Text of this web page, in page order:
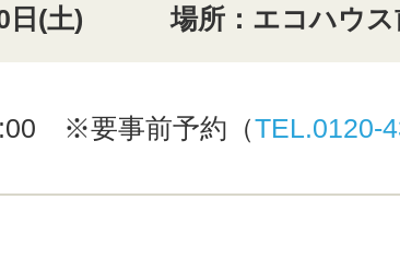
日(土) 場所：エコハウ
※要事前予約（TEL.0120-